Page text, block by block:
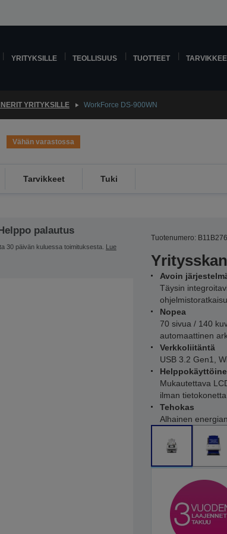
YRITYKSILLE TEOLLISUUS TUOTTEET
YRITYKSILLE WorkForce DS-900WN
Vähän varastossa
Tarvikkeet Tuki
palautus
30 päivän kuluessa toimituksesta. Lue
Tuotenumero:
Avoin
Täysin
Nopea
70 sivua / 140
automaattinen
Verkkoliitäntä
USB 3.2 Gen1,
Mukautettava
ilman tietokonetta
Tehokas
Alhainen